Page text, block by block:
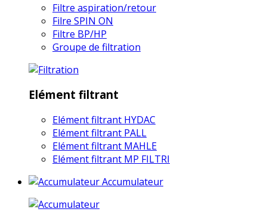
Filtre aspiration/retour
Filre SPIN ON
Filtre BP/HP
Groupe de filtration
Elément filtrant
Elément filtrant HYDAC
Elément filtrant PALL
Elément filtrant MAHLE
Elément filtrant MP FILTRI
Accumulateur